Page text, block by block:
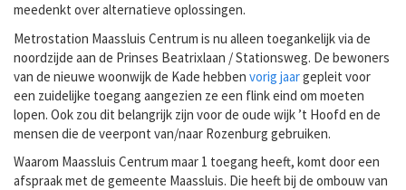
meedenkt over alternatieve oplossingen.
Metrostation Maassluis Centrum is nu alleen toegankelijk via de
noordzijde aan de Prinses Beatrixlaan / Stationsweg. De bewoners
van de nieuwe woonwijk de Kade hebben vorig jaargepleit voor
een zuidelijke toegang aangezien ze een flink eind om moeten
lopen. Ook zou dit belangrijk zijn voor de oude wijk ’t Hoofd en de
mensen die de veerpont van/naar Rozenburg gebruiken.
Waarom Maassluis Centrum maar 1 toegang heeft, komt door een
afspraak met de gemeente Maassluis. Die heeft bij de ombouw van